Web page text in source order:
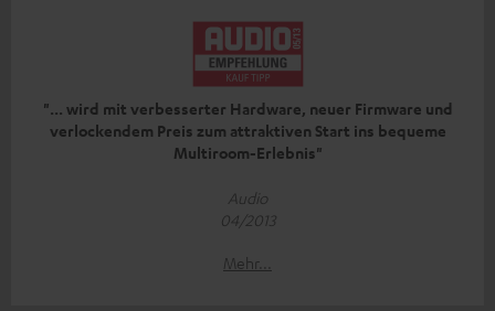
"... wird mit verbesserter Hardware, neuer Firmware und
verlockendem Preis zum attraktiven Start ins bequeme
Multiroom-Erlebnis"
Audio
04/2013
Mehr...